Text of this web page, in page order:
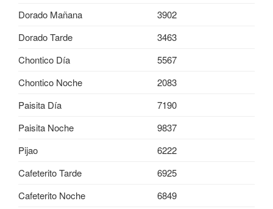
Dorado Mañana
3902
Dorado Tarde
3463
Chontico Día
5567
Chontico Noche
2083
Paisita Día
7190
Paisita Noche
9837
Pijao
6222
Cafeterito Tarde
6925
Cafeterito Noche
6849